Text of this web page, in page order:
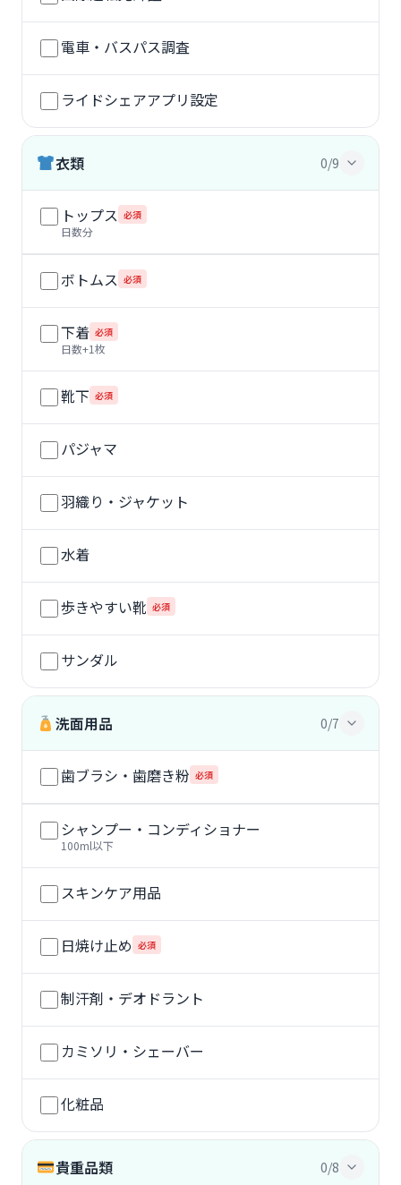
電車・バスパス調査
ライドシェアアプリ設定
衣類 0/9
トップス 必須
日数分
ボトムス 必須
下着 必須
日数+1枚
靴下 必須
パジャマ
羽織り・ジャケット
水着
歩きやすい靴 必須
サンダル
洗面用品 0/7
歯ブラシ・歯磨き粉 必須
シャンプー・コンディショナー
100ml以下
スキンケア用品
日焼け止め 必須
制汗剤・デオドラント
カミソリ・シェーバー
化粧品
貴重品類 0/8